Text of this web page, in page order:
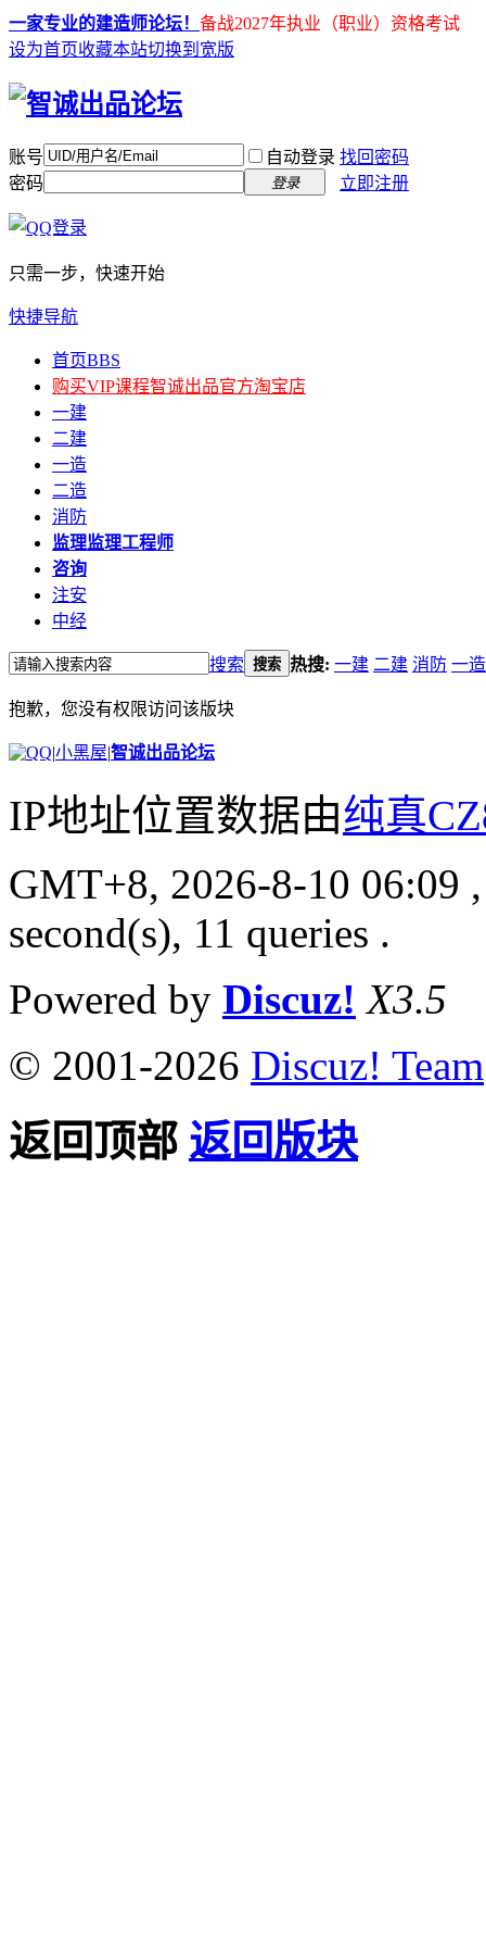
一家专业的建造师论坛！ 备战2027年执业（职业）资格考试
设为首页收藏本站切换到宽版
账号 自动登录 找回密码
密码
登录 立即注册
只需一步，快速开始
快捷导航
首页BBS
购买VIP课程智诚出品官方淘宝店
一建
二建
一造
二造
消防
监理监理工程师
咨询
注安
中经
搜索 搜索 热搜: 一建 二建 消防 一造
抱歉，您没有权限访问该版块
|小黑屋|智诚出品论坛
IP地址位置数据由纯真
GMT+8, 2026-8-10 06:09
second(s), 11 queries .
Powered by Discuz! X3.5
© 2001-2026 Discuz! Team
返回顶部 返回版块